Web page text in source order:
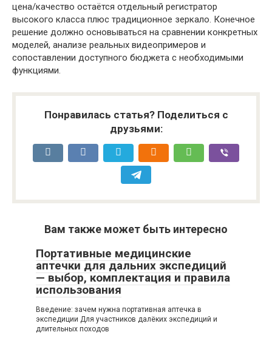
цена/качество остаётся отдельный регистратор
высокого класса плюс традиционное зеркало. Конечное
решение должно основываться на сравнении конкретных
моделей, анализе реальных видеопримеров и
сопоставлении доступного бюджета с необходимыми
функциями.
Понравилась статья? Поделиться с
друзьями:
Вам также может быть интересно
Портативные медицинские
аптечки для дальних экспедиций
— выбор, комплектация и правила
использования
Введение: зачем нужна портативная аптечка в
экспедиции Для участников далёких экспедиций и
длительных походов